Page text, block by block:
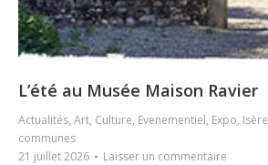
L’été au Musée Maison Ravier
Actualités, Art, Culture, Evenementiel, Expo, Isère
communes
21 juillet 2026
Laisser un commentaire